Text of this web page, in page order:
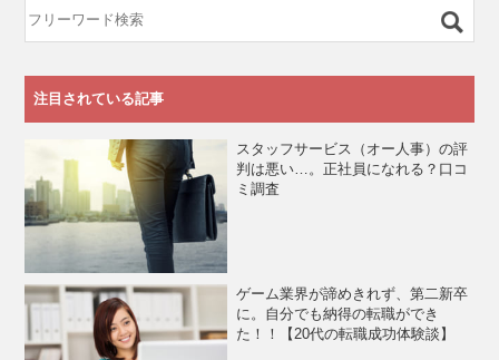
注目されている記事
スタッフサービス（オー人事）の評
判は悪い…。正社員になれる？口コ
ミ調査
ゲーム業界が諦めきれず、第二新卒
に。自分でも納得の転職ができ
た！！【20代の転職成功体験談】